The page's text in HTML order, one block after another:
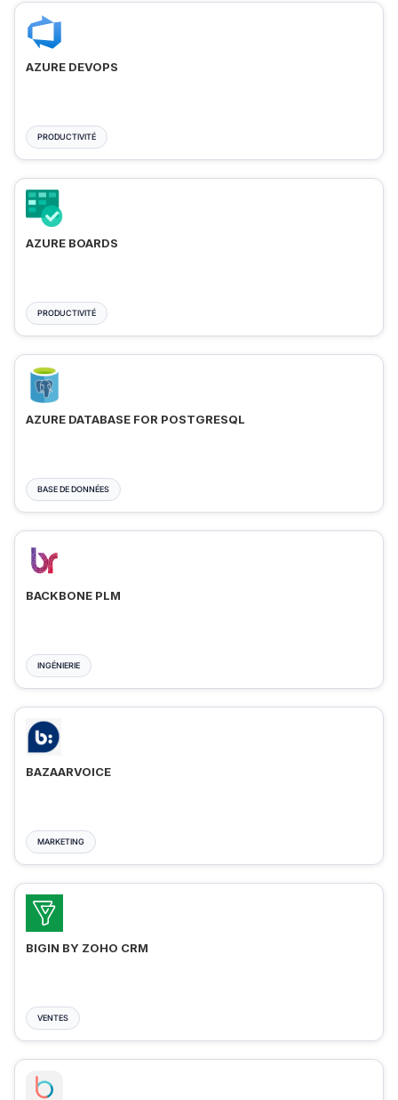
AZURE DEVOPS
PRODUCTIVITÉ
AZURE BOARDS
PRODUCTIVITÉ
AZURE DATABASE FOR POSTGRESQL
BASE DE DONNÉES
BACKBONE PLM
INGÉNIERIE
BAZAARVOICE
MARKETING
BIGIN BY ZOHO CRM
VENTES